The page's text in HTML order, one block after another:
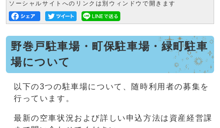
ソーシャルサイトへのリンクは別ウィンドウで開きます
野巻戸駐車場・町保駐車場・緑町駐車
場について
以下の3つの駐車場について、随時利用者の募集を
行っています。
最新の空車状況および詳しい申込方法は資産経営課